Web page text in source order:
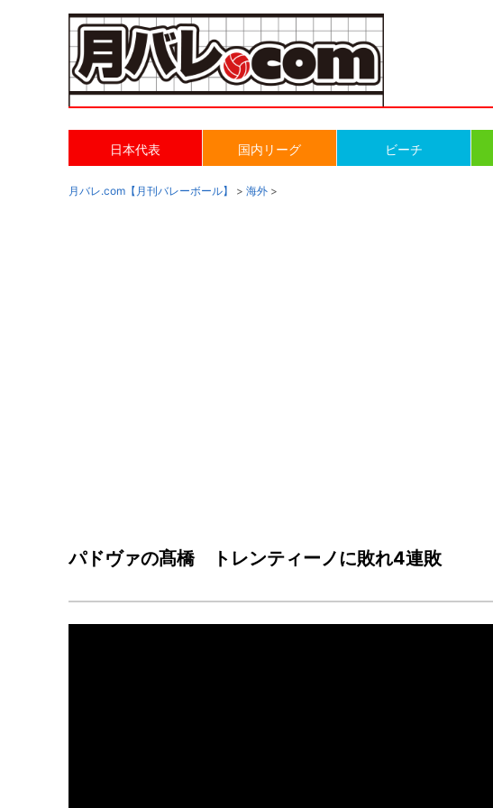
日本代表 国内リーグ ビーチ
月バレ.com【月刊バレーボール】 > 海外 >
パドヴァの髙橋 トレンティーノに敗れ4連敗